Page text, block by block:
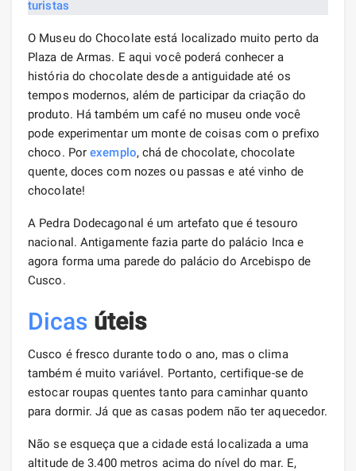
O Museu do Chocolate está localizado muito perto da
Plaza de Armas. E aqui você poderá conhecer a
história do chocolate desde a antiguidade até os
tempos modernos, além de participar da criação do
produto. Há também um café no museu onde você
pode experimentar um monte de coisas com o prefixo
choco. Porexemplo, chá de chocolate, chocolate
quente, doces com nozes ou passas e até vinho de
chocolate!
A Pedra Dodecagonal é um artefato que é tesouro
nacional. Antigamente fazia parte do palácio Inca e
agora forma uma parede do palácio do Arcebispo de
Cusco.
Dicas úteis
Cusco é fresco durante todo o ano, mas o clima
também é muito variável. Portanto, certifique-se de
estocar roupas quentes tanto para caminhar quanto
para dormir. Já que as casas podem não ter aquecedor.
Não se esqueça que a cidade está localizada a uma
altitude de 3.400 metros acima do nível do mar. E,